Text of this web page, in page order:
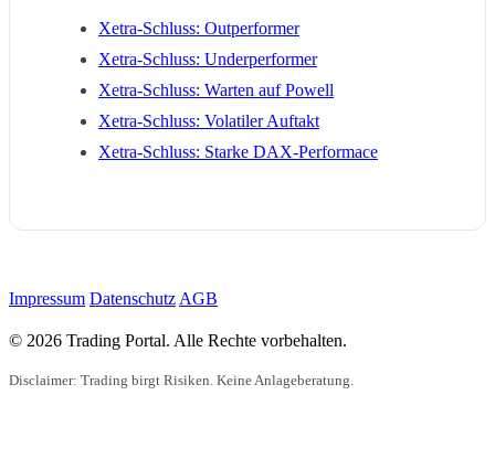
Xetra-Schluss: Outperformer
Xetra-Schluss: Underperformer
Xetra-Schluss: Warten auf Powell
Xetra-Schluss: Volatiler Auftakt
Xetra-Schluss: Starke DAX-Performace
Impressum Datenschutz AGB
© 2026 Trading Portal. Alle Rechte vorbehalten.
Disclaimer: Trading birgt Risiken. Keine Anlageberatung.